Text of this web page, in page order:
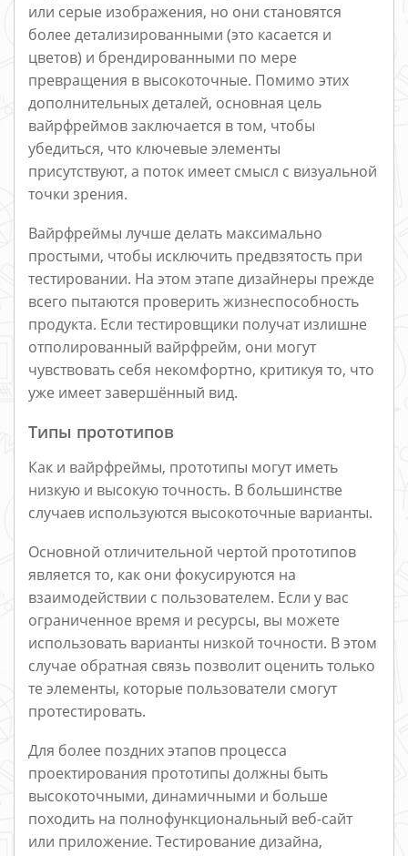
или серые изображения, но они становятся
более детализированными (это касается и
цветов) и брендированными по мере
превращения в высокоточные. Помимо этих
дополнительных деталей, основная цель
вайрфреймов заключается в том, чтобы
убедиться, что ключевые элементы
присутствуют, а поток имеет смысл с визуальной
точки зрения.
Вайрфреймы лучше делать максимально
простыми, чтобы исключить предвзятость при
тестировании. На этом этапе дизайнеры прежде
всего пытаются проверить жизнеспособность
продукта. Если тестировщики получат излишне
отполированный вайрфрейм, они могут
чувствовать себя некомфортно, критикуя то, что
уже имеет завершённый вид.
Типы прототипов
Как и вайрфреймы, прототипы могут иметь
низкую и высокую точность. В большинстве
случаев используются высокоточные варианты.
Основной отличительной чертой прототипов
является то, как они фокусируются на
взаимодействии с пользователем. Если у вас
ограниченное время и ресурсы, вы можете
использовать варианты низкой точности. В этом
случае обратная связь позволит оценить только
те элементы, которые пользователи смогут
протестировать.
Для более поздних этапов процесса
проектирования прототипы должны быть
высокоточными, динамичными и больше
походить на полнофункциональный веб-сайт
или приложение. Тестирование дизайна,